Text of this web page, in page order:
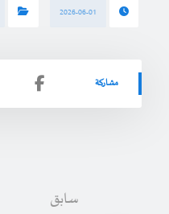
2026-06-01
سابق